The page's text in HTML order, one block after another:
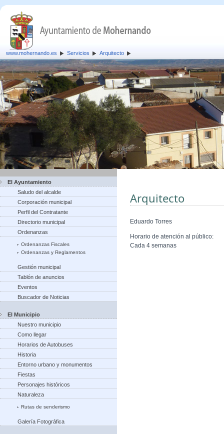
www.mohernando.es Servicios Arquitecto
El Ayuntamiento
Saludo del alcalde
Corporación municipal
Perfil del Contratante
Directorio municipal
Ordenanzas
Ordenanzas Fiscales
Ordenanzas y Reglamentos
Gestión municipal
Tablón de anuncios
Eventos
Buscador de Noticias
El Municipio
Nuestro municipio
Como llegar
Horarios de Autobuses
Historia
Entorno urbano y monumentos
Fiestas
Personajes históricos
Naturaleza
Rutas de senderismo
Galería Fotográfica
Arquitecto
Eduardo Torres
Horario de atención al público:
Cada 4 semanas